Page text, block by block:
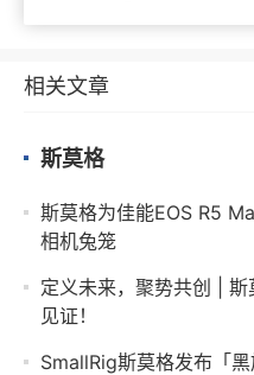
相关文章
斯莫格
斯莫格为佳能EOS R5
相机兔笼
定义未来，聚势共创 |
见证！
SmallRig斯莫格发布「